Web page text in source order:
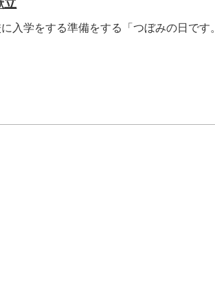
立
入学をする準備をする「つぼみの日です